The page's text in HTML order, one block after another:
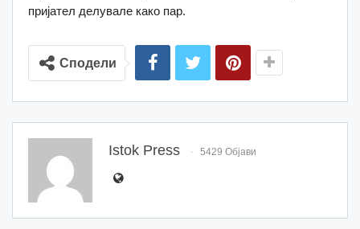
пријател делувале како пар.
Сподели
Istok Press 5429 Објави